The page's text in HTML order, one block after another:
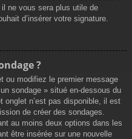
ne vous sera plus utile de
d’insérer votre signature.
?
ou modifiez le premier message
sondage » situé en-dessous du
onglet n’est pas disponible, il est
de créer des sondages.
au moins deux options dans les
être insérée sur une nouvelle